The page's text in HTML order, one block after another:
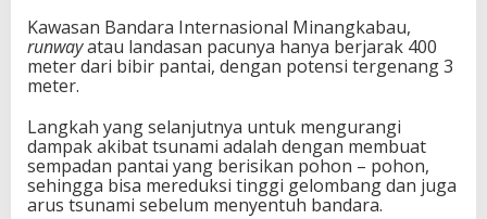
Kawasan Bandara Internasional Minangkabau,
runwayatau landasan pacunya hanya berjarak 400
meter dari bibir pantai, dengan potensi tergenang 3
meter.
Langkah yang selanjutnya untuk mengurangi
dampak akibat tsunami adalah dengan membuat
sempadan pantai yang berisikan pohon – pohon,
sehingga bisa mereduksi tinggi gelombang dan juga
arus tsunami sebelum menyentuh bandara.